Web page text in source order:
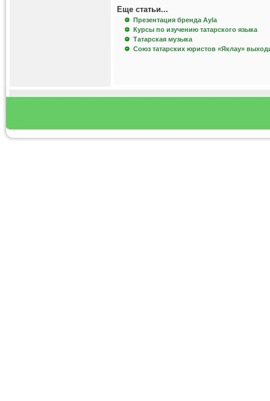
Еще статьи...
Презентация бренда Ayla
Курсы по изучению татарского языка
Татарская музыка
Союз татарских юристов «Яклау»